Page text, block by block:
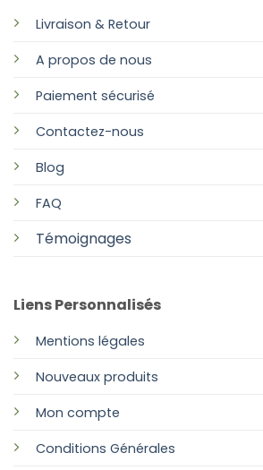
Livraison & Retour
A propos de nous
Paiement sécurisé
Contactez-nous
Blog
FAQ
Témoignages
Liens Personnalisés
Mentions légales
Nouveaux produits
Mon compte
Conditions Générales